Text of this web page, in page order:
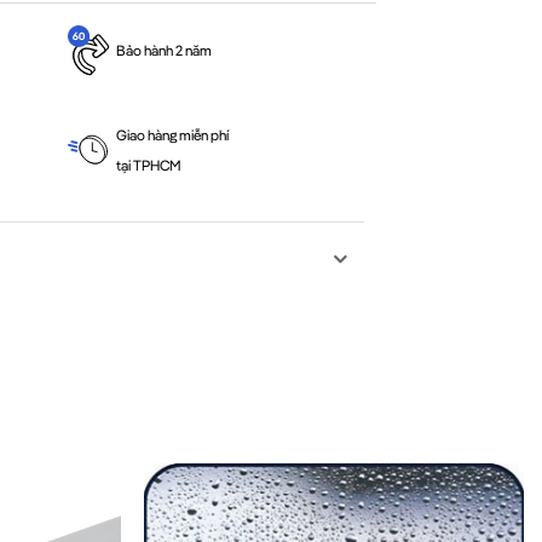
Bảo hành 2 năm
Giao hàng miễn phí
tại TPHCM